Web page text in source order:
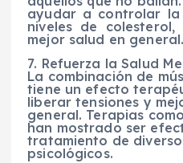
ayudar a controlar
niveles de
mejor salud en general.
7. Refuerza la Salud
La combinación de
tiene un efecto
liberar tensiones y
general. Terapias
han mostrado ser
tratamiento de
psicológicos.